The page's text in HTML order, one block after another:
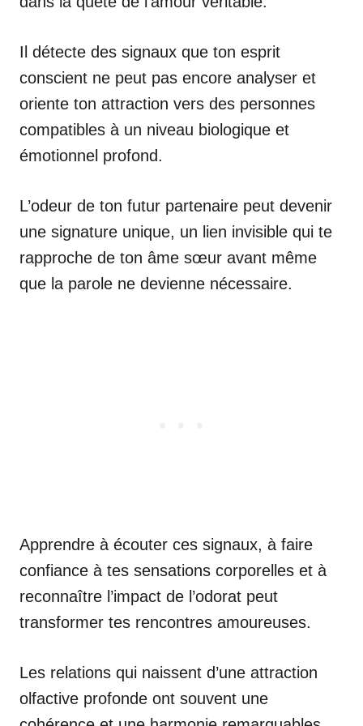
Il détecte des signaux que ton esprit
conscient ne peut pas encore analyser et
oriente ton attraction vers des personnes
compatibles à un niveau biologique et
émotionnel profond.
L’odeur de ton futur partenaire peut devenir
une signature unique, un lien invisible qui te
rapproche de ton âme sœur avant même
que la parole ne devienne nécessaire.
Apprendre à écouter ces signaux, à faire
confiance à tes sensations corporelles et à
reconnaître l’impact de l’odorat peut
transformer tes rencontres amoureuses.
Les relations qui naissent d’une attraction
olfactive profonde ont souvent une